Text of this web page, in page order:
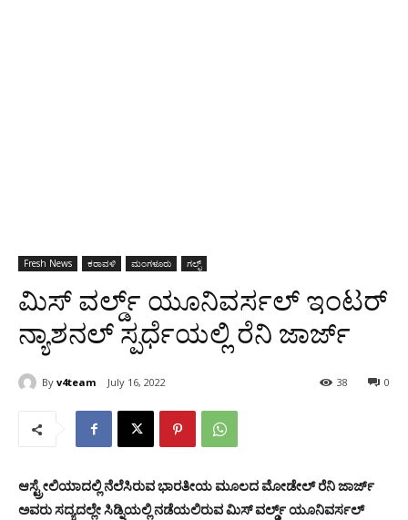
Fresh News ಕರಾವಳಿ ಮಂಗಳೂರು ಗಲ್ಫ್
ಮಿಸ್ ವರ್ಲ್ಡ್ ಯೂನಿವರ್ಸಲ್ ಇಂಟರ್
ನ್ಯಾಶನಲ್ ಸ್ಪರ್ಧೆಯಲ್ಲಿ ರೆನಿ ಜಾರ್ಜ್
By v4team July 16, 2022 0
38
ಆಸ್ಟ್ರೇಲಿಯಾದಲ್ಲಿ ನೆಲೆಸಿರುವ ಭಾರತೀಯ ಮೂಲದ ಮೋಡೇಲ್ ರೆನಿ ಜಾರ್ಜ್
ಅವರು ಸದ್ಯದಲ್ಲೇ ಸಿಡ್ನಿಯಲ್ಲಿ ನಡೆಯಲಿರುವ ಮಿಸ್ ವರ್ಲ್ಡ್ ಯೂನಿವರ್ಸಲ್